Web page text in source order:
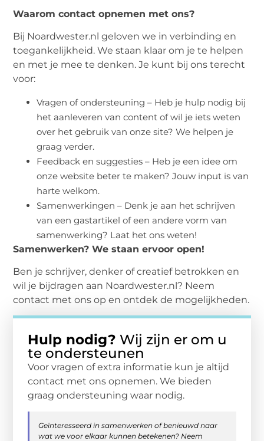
Waarom contact opnemen met ons?
Bij Noardwester.nl geloven we in verbinding en
toegankelijkheid. We staan klaar om je te helpen
en met je mee te denken. Je kunt bij ons terecht
voor:
Vragen of ondersteuning – Heb je hulp nodig bij
het aanleveren van content of wil je iets weten
over het gebruik van onze site? We helpen je
graag verder.
Feedback en suggesties – Heb je een idee om
onze website beter te maken? Jouw input is van
harte welkom.
Samenwerkingen – Denk je aan het schrijven
van een gastartikel of een andere vorm van
samenwerking? Laat het ons weten!
Samenwerken? We staan ervoor open!
Ben je schrijver, denker of creatief betrokken en
wil je bijdragen aan Noardwester.nl? Neem
contact met ons op en ontdek de mogelijkheden.
Hulp nodig? Wij zijn er om u
te ondersteunen
Voor vragen of extra informatie kun je altijd
contact met ons opnemen. We bieden
graag ondersteuning waar nodig.
Geïnteresseerd in samenwerken of benieuwd naar
wat we voor elkaar kunnen betekenen? Neem